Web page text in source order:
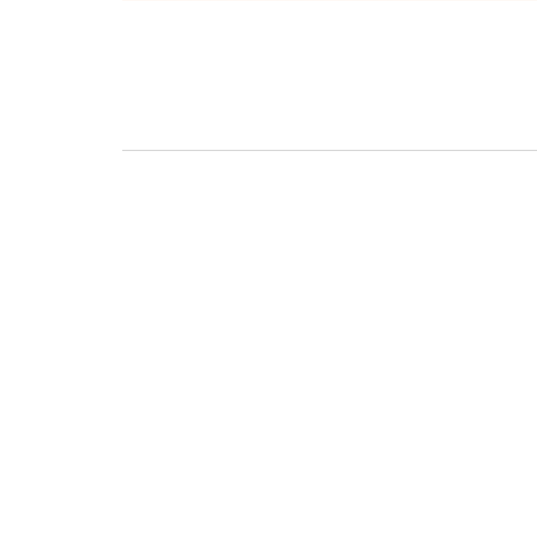
ROSETO,SCAFATI BASKET 1969,SCALIGERA